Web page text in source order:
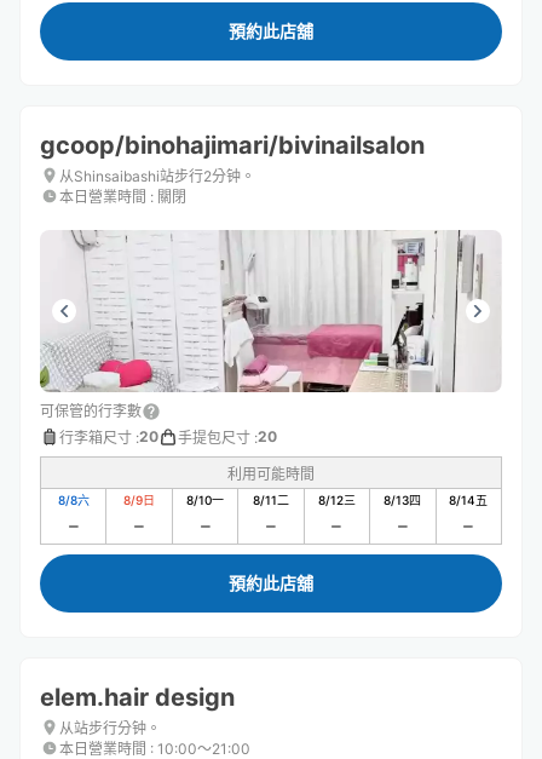
預約此店舖
gcoop/binohajimari/bivinailsalon
从Shinsaibashi站步行2分钟。
本日營業時間 : 關閉
可保管的行李數
行李箱尺寸 :20 手提包尺寸 :20
利用可能時間
8/8六 8/9日 8/10一 8/11二 8/12三 8/13四 8/14五
預約此店舖
elem.hair design
从站步行分钟。
本日營業時間 : 10:00〜21:00